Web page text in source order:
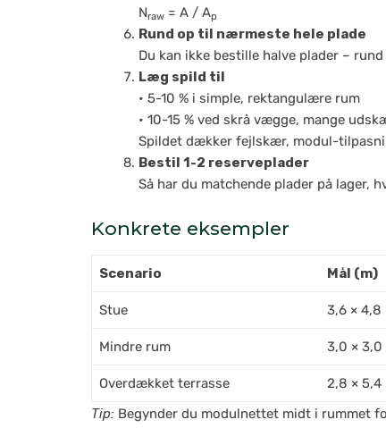
Nraw = A / Ap
Rund op til nærmeste hele plade
Du kan ikke bestille halve plader –
Læg spild til
• 5-10 % i simple, rektangulære rum
• 10-15 % ved skrå vægge, mange
Spildet dækker fejlskær, modul-
Bestil 1-2 reserveplader
Så har du matchende plader på lager,
Konkrete eksempler
Scenario Mål (m)
Stue 3,6 × 4,8
Mindre rum 3,0 × 3,0
Overdækket terrasse 2,8 × 5,4
Tip: Begynder du modulnettet midt i rummet